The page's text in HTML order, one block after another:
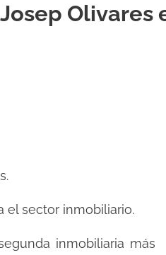
Josep Olivares
el sector inmobiliario.
inmobiliaria más